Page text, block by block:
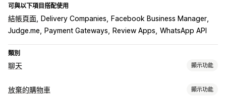
可與以下項目搭配使用
結帳頁面 Delivery Companies
Facebook Business Manager
Judge.me
Payment Gateways Review Apps WhatsApp API
類別
聊天 顯示功能
即時傳訊
放棄的購物車 顯示功能